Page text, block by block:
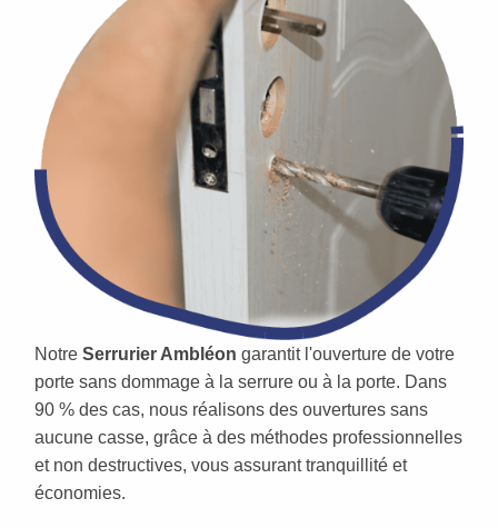
Notre Serrurier Ambléon garantit l'ouverture de votre
porte sans dommage à la serrure ou à la porte. Dans
90 % des cas, nous réalisons des ouvertures sans
aucune casse, grâce à des méthodes professionnelles
et non destructives, vous assurant tranquillité et
économies.